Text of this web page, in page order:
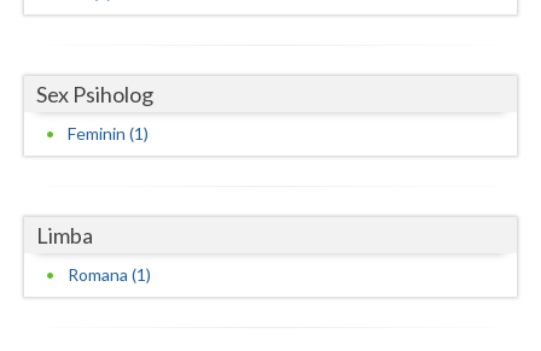
Tulcea
Valcea
Vrancea
Sex Psiholog
Feminin (1)
Limba
Romana (1)